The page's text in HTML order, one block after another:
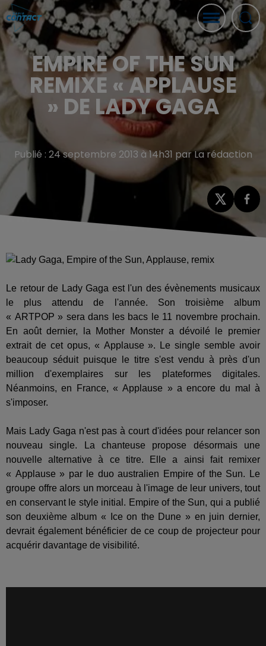
EMPIRE OF THE SUN
REMIXE « APPLAUSE
» DE LADY GAGA
Publié : 24 septembre 2013 à 14h31 par La rédaction
Le retour de Lady Gaga est l'un des évènements musicaux
le plus attendu de l'année. Son troisième album
« ARTPOP » sera dans les bacs le 11 novembre prochain.
En août dernier, la Mother Monster a dévoilé le premier
extrait de cet opus, « Applause ». Le single semble avoir
beaucoup séduit puisque le titre s'est vendu à près d'un
million d'exemplaires sur les plateformes digitales.
Néanmoins, en France, « Applause » a encore du mal à
s'imposer.
Mais Lady Gaga n'est pas à court d'idées pour relancer son
nouveau single. La chanteuse propose désormais une
nouvelle alternative à ce titre. Elle a ainsi fait remixer
« Applause » par le duo australien Empire of the Sun. Le
groupe offre alors un morceau à l'image de leur univers, tout
en conservant le style initial. Empire of the Sun, qui a publié
son deuxième album « Ice on the Dune » en juin dernier,
devrait également bénéficier de ce coup de projecteur pour
acquérir davantage de visibilité.